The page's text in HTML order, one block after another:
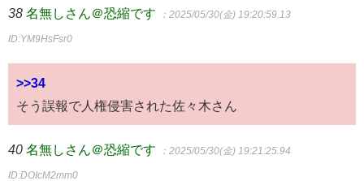
38 名無しさん＠恐縮です ：2025/05/30(金) 19:20:59.13
ID:YM9HsFsr0
>>34
そう誤報で人権侵害された佐々木さん
40 名無しさん＠恐縮です ：2025/05/30(金) 19:21:25.94
ID:DOIcM2mm0